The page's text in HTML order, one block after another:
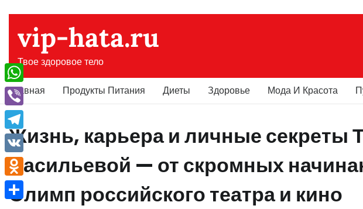
содержимому
vip-hata.ru
Твое здоровое тело
Главная Продукты Питания Диеты Здоровье Мода И Красота
Жизнь, карьера и личные секреты
Васильевой — от скромных
Олимп российского театра и кино
WhatsApp
Viber
Telegram
VK
Odnoklassniki